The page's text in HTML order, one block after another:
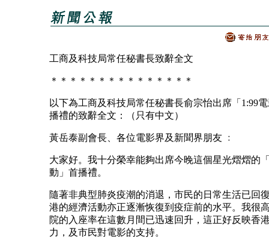
工商及科技局常任秘書長致辭全文
＊＊＊＊＊＊＊＊＊＊＊＊＊＊＊
以下為工商及科技局常任秘書長俞宗怡出席「1:99
播禮的致辭全文：（只有中文）
黃岳泰副會長、各位電影界及新聞界朋友 ﹕
大家好。我十分榮幸能夠出席今晚這個星光熠熠的
動」首播禮。
隨著非典型肺炎疫潮的消退，市民的日常生活已回
港的經濟活動亦正逐漸恢復到疫症前的水平。我很
院的入座率在這數月間已迅速回升，這正好反映香
力，及市民對電影的支持。